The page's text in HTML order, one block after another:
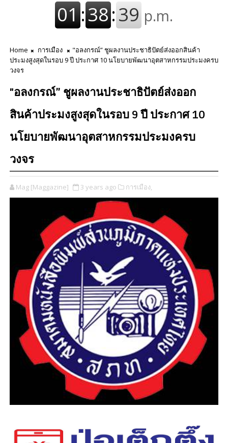
Home การเมือง
"อลงกรณ์” ชูผลงานประชาธิปัตย์ส่งออกสินค้า
ประมงสูงสุดในรอบ 9 ปี ประกาศ 10 นโยบายพัฒนาอุตสาหกรรมประมงครบ
วงจร
"อลงกรณ์” ชูผลงานประชาธิปัตย์ส่งออก
สินค้าประมงสูงสุดในรอบ 9 ปี ประกาศ 10
นโยบายพัฒนาอุตสาหกรรมประมงครบ
วงจร
Mag [Maggazine] 3 years ago การเมือง,